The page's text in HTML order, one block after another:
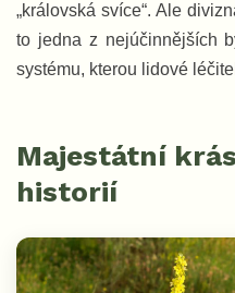
„královská svíce“. Ale
to jedna z nejúčinnějších
systému, kterou lidové
Majestátní
historií